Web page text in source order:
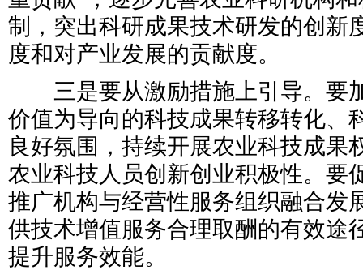
制，突出科研成果技术研发的创新
度和对产业发展的贡献度。
三是要从激励措施上引导。要
价值为导向的科技成果转移转化、
良好氛围，持续开展农业科技成果
农业科技人员创新创业积极性。要
推广机构与经营性服务组织融合发
供技术增值服务合理取酬的有效途
提升服务效能。